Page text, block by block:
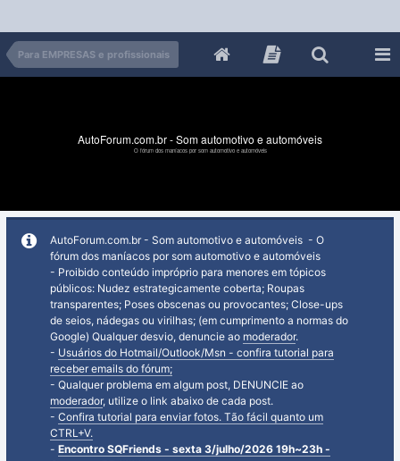
Para EMPRESAS e profissionais
AutoForum.com.br - Som automotivo e automóveis
O fórum dos maníacos por som automotivo e automóveis
AutoForum.com.br - Som automotivo e automóveis - O
fórum dos maníacos por som automotivo e automóveis
- Proibido conteúdo impróprio para menores em tópicos
públicos: Nudez estrategicamente coberta; Roupas
transparentes; Poses obscenas ou provocantes; Close-ups
de seios, nádegas ou virilhas; (em cumprimento a normas do
Google) Qualquer desvio, denuncie ao moderador.
- Usuários do Hotmail/Outlook/Msn - confira tutorial para
receber emails do fórum;
- Qualquer problema em algum post, DENUNCIE ao
moderador, utilize o link abaixo de cada post.
- Confira tutorial para enviar fotos. Tão fácil quanto um
CTRL+V.
- Encontro SQFriends - sexta 3/julho/2026 19h~23h -